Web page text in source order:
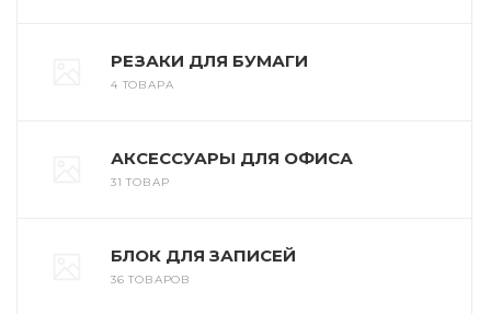
РЕЗАКИ ДЛЯ БУМАГИ
4 ТОВАРА
АКСЕССУАРЫ ДЛЯ ОФИСА
31 ТОВАР
БЛОК ДЛЯ ЗАПИСЕЙ
36 ТОВАРОВ